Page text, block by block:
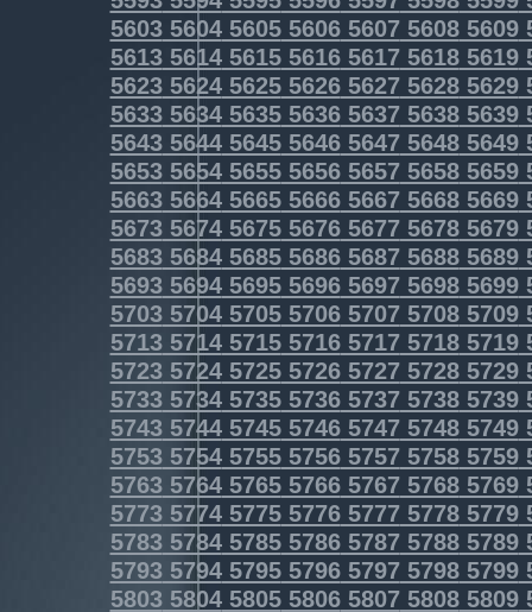
5603560456055606560756085609
5613561456155616561756185619
5623562456255626562756285629
5633563456355636563756385639
5643564456455646564756485649
5653565456555656565756585659
5663566456655666566756685669
5673567456755676567756785679
5683568456855686568756885689
5693569456955696569756985699
5703570457055706570757085709
5713571457155716571757185719
5723572457255726572757285729
5733573457355736573757385739
5743574457455746574757485749
5753575457555756575757585759
5763576457655766576757685769
5773577457755776577757785779
5783578457855786578757885789
5793579457955796579757985799
5803580458055806580758085809